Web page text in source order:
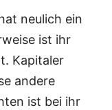
neulich ein
ist ihr
Kapitaler
andere
ist bei ihr